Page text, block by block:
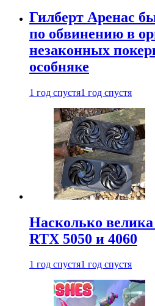
Гилберт Аренас
по обвинению в
незаконных
особняке
1 год спустя1 год спустя
Насколько
RTX 5050 и 4060
1 год спустя1 год спустя